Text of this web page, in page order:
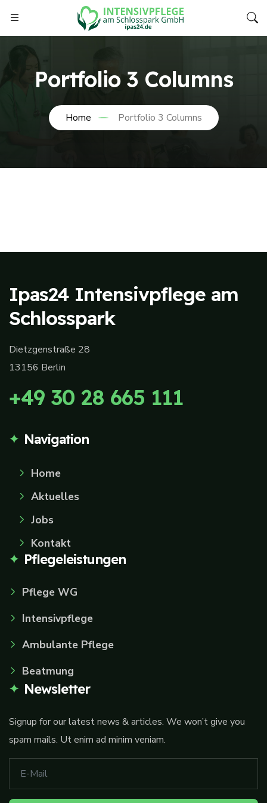
Portfolio 3 Columns
Home Portfolio 3 Columns
Ipas24 Intensivpflege am
Schlosspark
Dietzgenstraße 28
13156 Berlin
+49 30 28 665 111
Navigation
Home
Aktuelles
Jobs
Kontakt
Pflegeleistungen
Pflege WG
Intensivpflege
Ambulante Pflege
Beatmung
Newsletter
Signup for our latest news & articles. We won’t give you
spam mails. Ut enim ad minim veniam.